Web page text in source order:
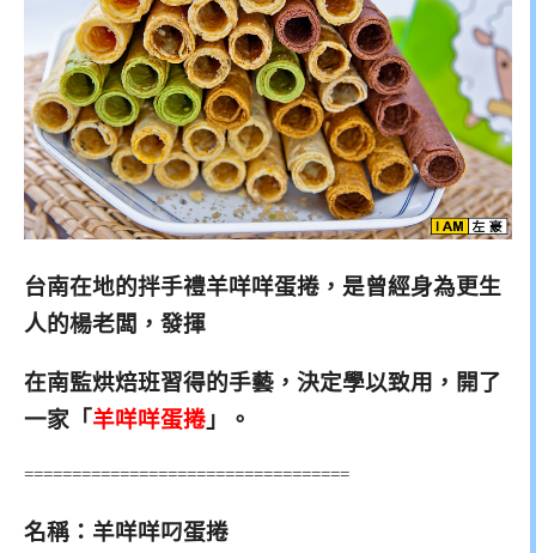
台南在地的拌手禮羊咩咩蛋捲，是曾經身為更生
人的楊老闆，發揮
在南監烘焙班習得的手藝，決定學以致用，開了
一家「 羊咩咩蛋捲 」。
==================================
名稱：羊咩咩叼蛋捲